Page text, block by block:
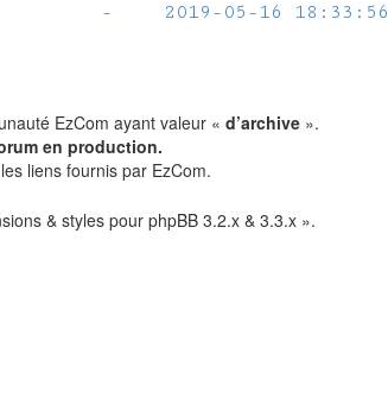
- 2019-05-16 18:33:56
EzCom ayant valeur « d’archive».
en production.
liens fournis par EzCom.
& styles pour phpBB 3.2.x & 3.3.x ».